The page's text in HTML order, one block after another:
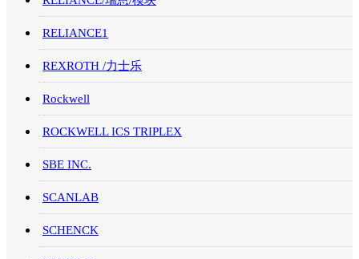
RELIANCE1
REXROTH /力士乐
Rockwell
ROCKWELL ICS TRIPLEX
SBE INC.
SCANLAB
SCHENCK